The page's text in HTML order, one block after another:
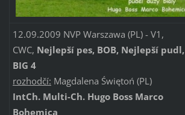
12.09.2009 NVP Warszawa (PL) - V1,
CWC, Nejlepší pes, BOB, Nejlepší pudl,
BIG 4
rozhodčí: Magdalena Świętoń (PL)
IntCh. Multi-Ch. Hugo Boss Marco
Bohemica